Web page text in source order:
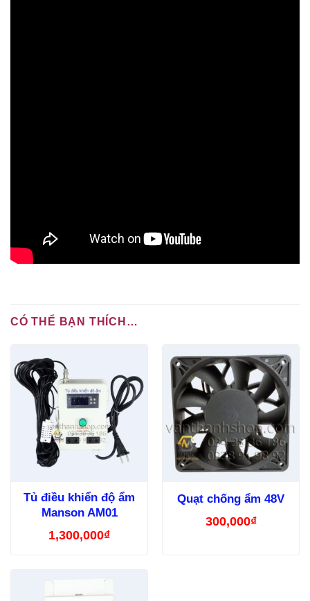
CÓ THỂ BẠN THÍCH…
Tủ điều khiển độ ẩm
Manson AM01
1,300,000₫
Quạt chống ẩm 48V
300,000₫